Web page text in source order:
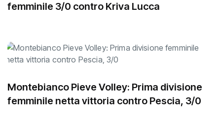
femminile 3/0 contro Kriva Lucca
Montebianco Pieve Volley: Prima divisione
femminile netta vittoria contro Pescia, 3/0